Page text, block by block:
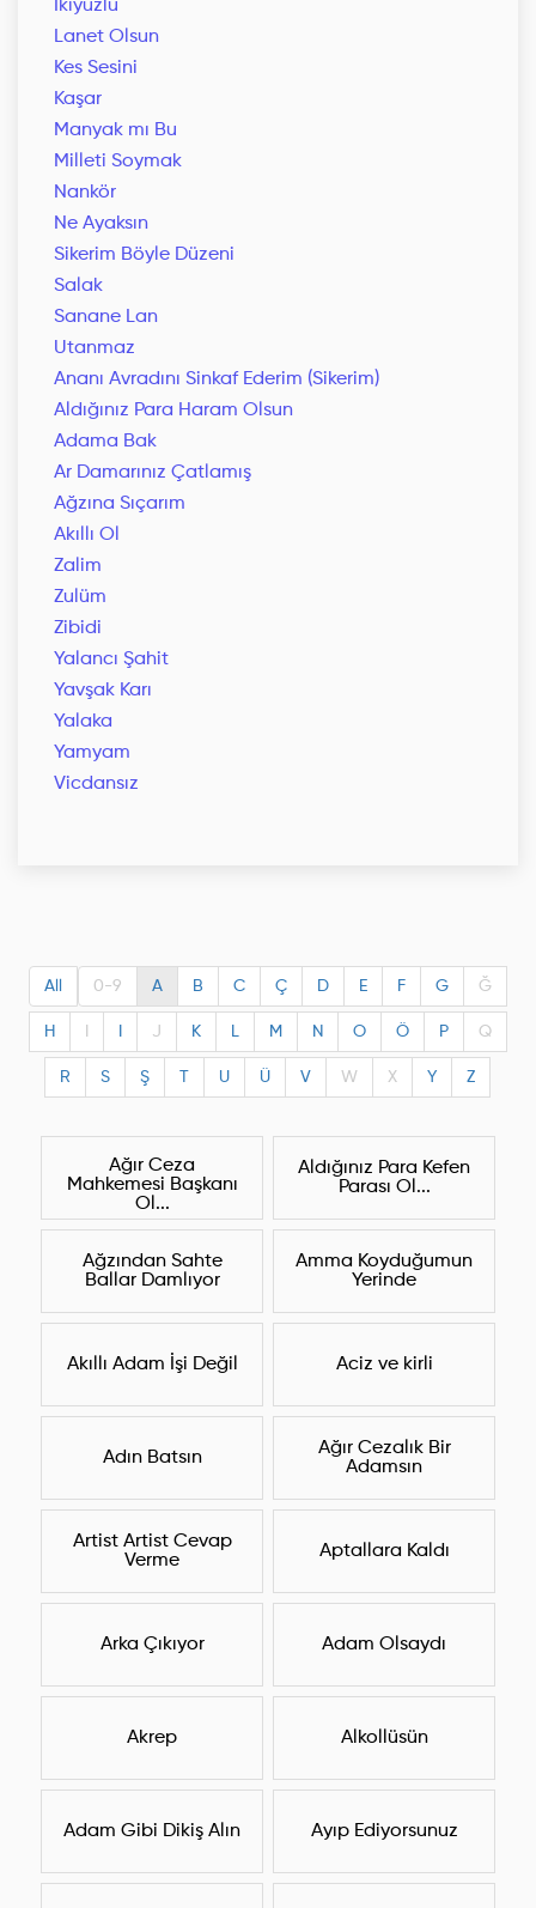
İkiyüzlü
Lanet Olsun
Kes Sesini
Kaşar
Manyak mı Bu
Milleti Soymak
Nankör
Ne Ayaksın
Sikerim Böyle Düzeni
Salak
Sanane Lan
Utanmaz
Ananı Avradını Sinkaf Ederim (Sikerim)
Aldığınız Para Haram Olsun
Adama Bak
Ar Damarınız Çatlamış
Ağzına Sıçarım
Akıllı Ol
Zalim
Zulüm
Zibidi
Yalancı Şahit
Yavşak Karı
Yalaka
Yamyam
Vicdansız
All 0-9 A B C Ç D E F G Ğ
H J K L M N O Ö P Q
R S Ş U Ü V W X Y Z
Ağır Ceza
Mahkemesi Başkanı
Ol...
Aldığınız Para Kefen
Parası Ol...
Ağzından Sahte
Ballar Damlıyor
Amma Koyduğumun
Yerinde
Akıllı Adam İşi Değil Aciz ve kirli
Adın Batsın
Ağır Cezalık Bir
Adamsın
Artist Artist Cevap
Verme
Aptallara Kaldı
Arka Çıkıyor Adam Olsaydı
Akrep Alkollüsün
Adam Gibi Dikiş Alın Ayıp Ediyorsunuz